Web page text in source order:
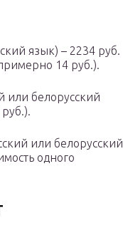
язык) – 2234 руб.
14 руб.).
или белорусский
или белорусский
одного